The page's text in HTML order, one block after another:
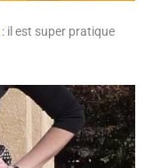
: il est super pratique